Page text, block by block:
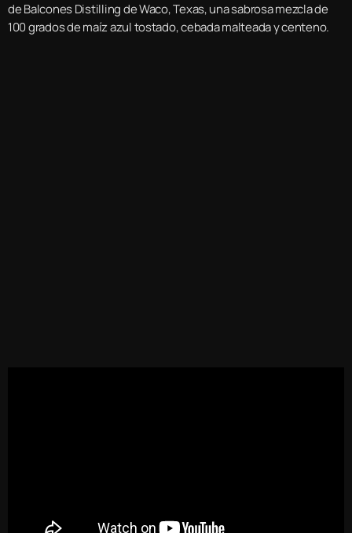
de Balcones Distilling de Waco, Texas, una sabrosa mezcla de
100 grados de maíz azul tostado, cebada malteada y centeno.